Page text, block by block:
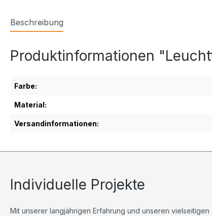
Beschreibung
Produktinformationen
Farbe:
Material:
Versandinformationen:
Individuelle Projekte
Mit unserer langjährigen Erfahrung und unseren vielseitigen